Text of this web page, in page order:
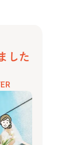
はとても美味し
した